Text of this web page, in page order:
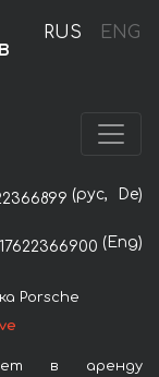
RUS ENG
(рус, De)
(Eng)
Porsche
в аренду